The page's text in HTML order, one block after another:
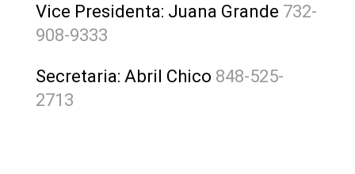
Vice Presidenta: Juana Grande 732-
908-9333
Secretaria: Abril Chico 848-525-
2713